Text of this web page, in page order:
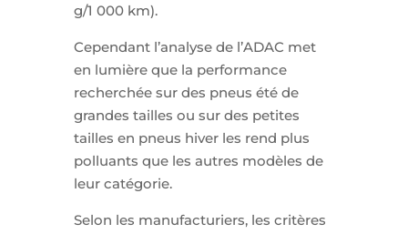
g/1 000 km).
Cependant l’analyse de l’ADAC met
en lumière que la performance
recherchée sur des pneus été de
grandes tailles ou sur des petites
tailles en pneus hiver les rend plus
polluants que les autres modèles de
leur catégorie.
Selon les manufacturiers, les critères